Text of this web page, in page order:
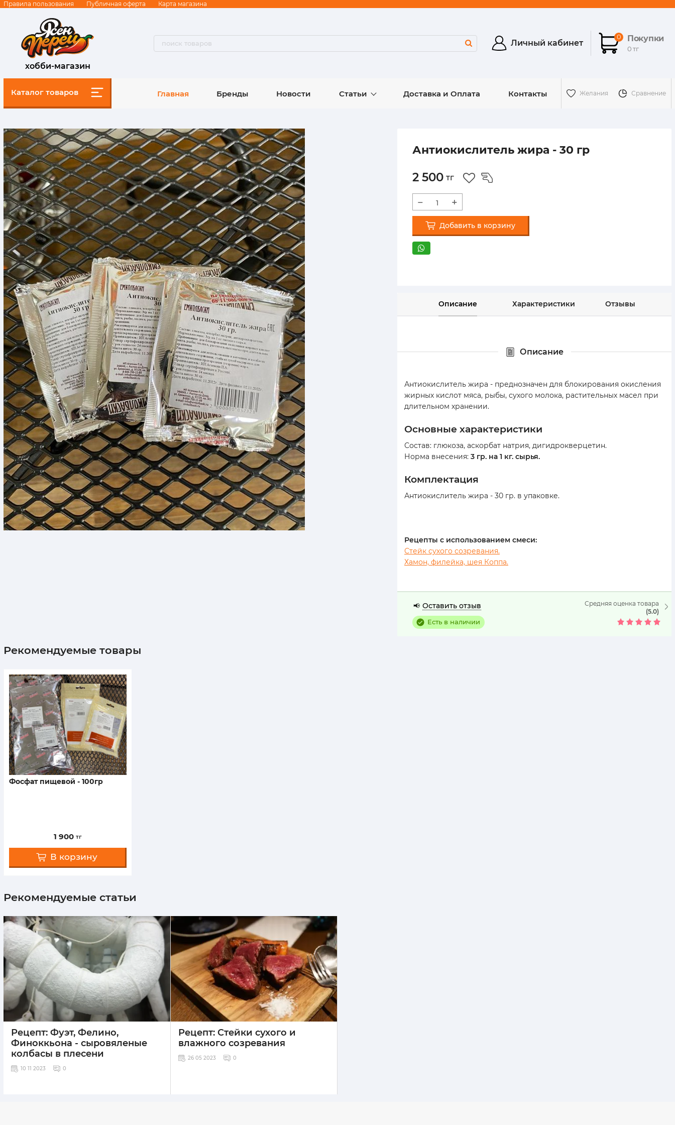
Правила пользования Публичная оферта Карта магазина
хобби-магазин
Личный кабинет
0 Покупки
0 тг
Каталог товаров Главная Бренды Новости Статьи Доставка и Оплата Контакты Желания Сравнение
Антиокислитель жира - 30 гр
2 500 тг
− +
Добавить в корзину
Описание Характеристики Отзывы
Описание
Антиокислитель жира - преднозначен для блокирования окисления
жирных кислот мяса, рыбы, сухого молока, растительных масел при
длительном хранении.
основные характеристики
Состав: глюкоза, аскорбат натрия, дигидрокверцетин.
Норма внесения: 3 гр. на 1 кг. сырья.
комплектация
Антиокислитель жира - 30 гр. в упаковке.
Рецепты с использованием смеси:
Стейк сухого созревания.
Хамон, филейка, шея Коппа.
Средняя оценка товара
(5.0)
📢 Оставить отзыв
Есть в наличии
Рекомендуемые товары
фосфат пищевой - 100гр
1 900 тг
В корзину
Рекомендуемые статьи
Рецепт: Фуэт, Фелино,
Финоккьона - сыровяленые
колбасы в плесени
10 11 2023 0
Рецепт: Стейки сухого и
влажного созревания
26 05 2023 0